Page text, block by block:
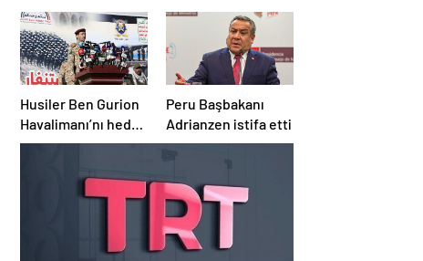
Husiler Ben Gurion
Havalimanı’nı hedef
aldı
Peru Başbakanı
Adrianzen istifa etti